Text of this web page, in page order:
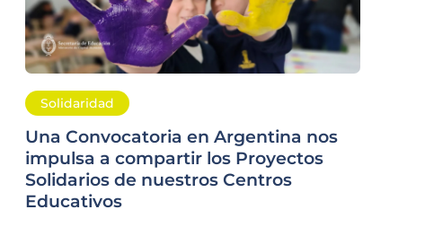
Solidaridad
Una Convocatoria en Argentina nos
impulsa a compartir los Proyectos
Solidarios de nuestros Centros
Educativos